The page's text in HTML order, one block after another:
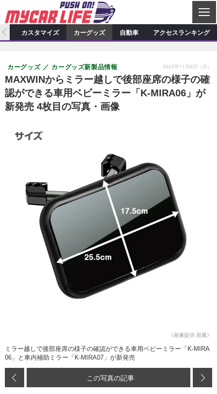
C
L
S
カーオーディオ
プロショップ検索 ショップ訪問記
カーオーディオニュース デモカー製作記
その他
カスタマイズ特集記事 カスタマイズ新製品情報
カスタマイズニュース
カーグッズ
カーグッズ特集記事 カーグッズ新製品情報
カーグッズニュース
自動車
スクープ
カスタマイズ カーグッズ 自動車 アクセスランキング
MAXWINからミラー越しで後部座席の様子の確
認ができる車用ベビーミラー「K-MIRA06」が
新発売 4枚目の写真・画像
カーグッズ カーグッズ新製品情報 2023年11月6日（月）
《画像提供 昌騰》
ミラー越しで後部座席の様子の確認ができる車用ベビーミラー「K-MIRA
06」と車内補助ミラー「K-MIRA07」が新発売
この写真の記事